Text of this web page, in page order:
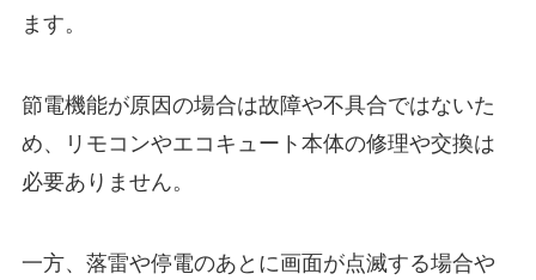
ます。
節電機能が原因の場合は故障や不具合ではないた
め、リモコンやエコキュート本体の修理や交換は
必要ありません。
一方、落雷や停電のあとに画面が点滅する場合や